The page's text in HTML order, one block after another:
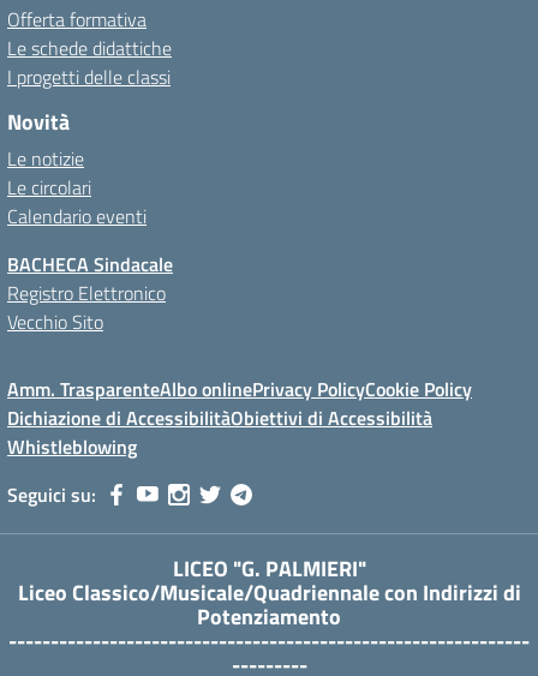
Offerta formativa
Le schede didattiche
I progetti delle classi
Novità
Le notizie
Le circolari
Calendario eventi
BACHECA Sindacale
Registro Elettronico
Vecchio Sito
Amm. TrasparenteAlbo onlinePrivacy PolicyCookie Policy
Dichiazione di AccessibilitàObiettivi di Accessibilità
Whistleblowing
Seguici su:
LICEO "G. PALMIERI"
Liceo Classico/Musicale/Quadriennale con Indirizzi di
Potenziamento
--------------------------------------------------------------
---------